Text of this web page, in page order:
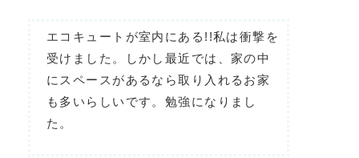
エコキュートが室内にある!!私は衝撃を
受けました。しかし最近では、家の中
にスペースがあるなら取り入れるお家
も多いらしいです。勉強になりまし
た。